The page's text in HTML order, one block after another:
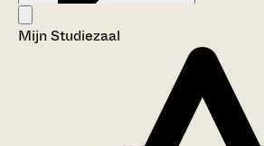
Aanwijzingen voor de gebruiker
Mijn Studiezaal